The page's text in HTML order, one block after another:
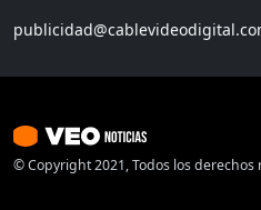
© Copyright 2021, Todos los derechos